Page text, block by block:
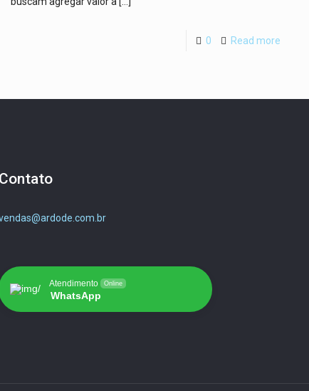
0 Read more
Contato
Atendimento Online
WhatsApp